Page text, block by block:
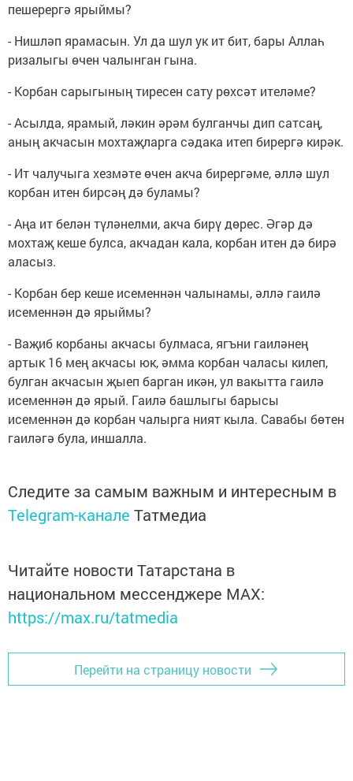
пешерергә ярыймы?
- Нишләп ярамасын. Ул да шул ук ит бит, бары Аллаһ
ризалыгы өчен чалынган гына.
- Корбан сарыгының тиресен сату рөхсәт ителәме?
- Асылда, ярамый, ләкин әрәм булганчы дип сатсаң,
аның акчасын мохтаҗларга сәдака итеп бирергә кирәк.
- Ит чалучыга хезмәте өчен акча бирергәме, әллә шул
корбан итен бирсәң дә буламы?
- Аңа ит белән түләнелми, акча бирү дөрес. Әгәр дә
мохтаҗ кеше булса, акчадан кала, корбан итен дә бирә
аласыз.
- Корбан бер кеше исеменнән чалынамы, әллә гаилә
исеменнән дә ярыймы?
- Ваҗиб корбаны акчасы булмаса, ягъни гаиләнең
артык 16 мең акчасы юк, әмма корбан чаласы килеп,
булган акчасын җыеп барган икән, ул вакытта гаилә
исеменнән дә ярый. Гаилә башлыгы барысы
исеменнән дә корбан чалырга ният кыла. Савабы бөтен
гаиләгә була, иншалла.
Следите за самым важным и интересным в
Telegram-канале Татмедиа
Читайте новости Татарстана в
национальном мессенджере MАХ:
https://max.ru/tatmedia
Перейти на страницу новости